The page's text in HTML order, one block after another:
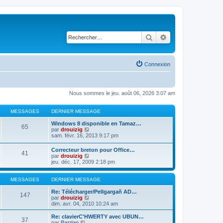
Rechercher
Connexion
Nous sommes le jeu. août 06, 2026 3:07 am
MESSAGES DERNIER MESSAGE
65
Windows 8 disponible en Tamaz…
par drouizig
o
u
l
t
e
r
l
d
e
r
n
i
sam. févr. 16, 2013 9:17 pm
41
Correcteur breton pour Office…
par drouizig
o
n
s
u
l
t
r
l
e
jeu. déc. 17, 2009 2:18 pm
MESSAGES DERNIER MESSAGE
147
Re: Télécharger/Pellgargañ AD…
par drouizig
o
n
s
dim. avr. 04, 2010 10:24 am
37
Re: clavierC'HWERTY avec UBUN…